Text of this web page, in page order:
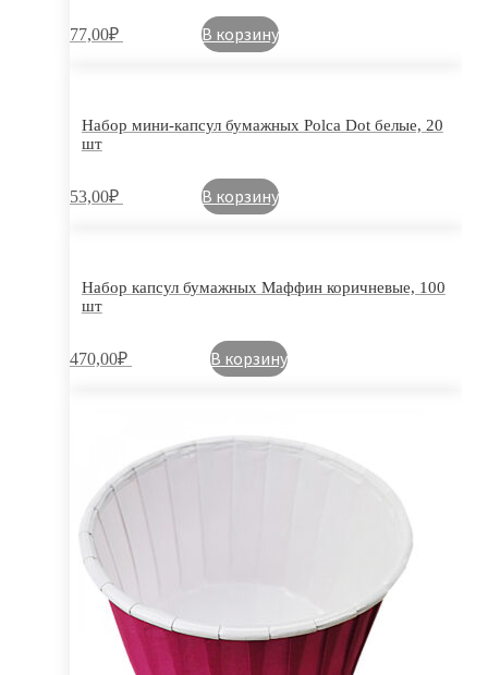
77,00₽ В корзину
Набор мини-капсул бумажных Polca Dot белые, 20
шт
53,00₽ В корзину
Набор капсул бумажных Маффин коричневые, 100
шт
470,00₽ В корзину